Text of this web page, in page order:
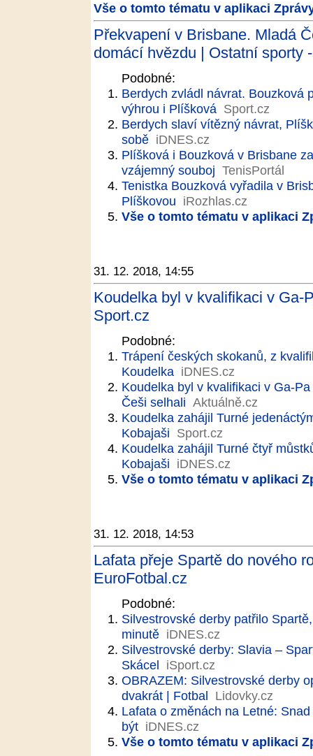
Vše o tomto tématu v aplikaci
Překvapení v Brisbane. Mladá
domácí hvězdu | Ostatní sporty
Podobné:
Berdych zvládl návrat. Bouzková
výhrou i Plíšková Sport.cz
Berdych slaví vítězný návrat,
sobě iDNES.cz
Plíšková i Bouzková v Brisbane
vzájemný souboj TenisPortál
Tenistka Bouzková vyřadila v
Plíškovou iRozhlas.cz
Vše o tomto tématu v aplikaci
31. 12. 2018, 14:55
Koudelka byl v kvalifikaci v Ga-
Sport.cz
Podobné:
Trápení českých skokanů, z
Koudelka iDNES.cz
Koudelka byl v kvalifikaci v Ga-
Češi selhali Aktuálně.cz
Koudelka zahájil Turné
Kobajaši Sport.cz
Koudelka zahájil Turné čtyř
Kobajaši iDNES.cz
Vše o tomto tématu v aplikaci
31. 12. 2018, 14:53
Lafata přeje Spartě do nového
EuroFotbal.cz
Podobné:
Silvestrovské derby patřilo
minutě iDNES.cz
Silvestrovské derby: Slavia –
Skácel iSport.cz
OBRAZEM: Silvestrovské derby
dvakrát | Fotbal Lidovky.cz
Lafata o změnách na Letné:
být iDNES.cz
Vše o tomto tématu v aplikaci